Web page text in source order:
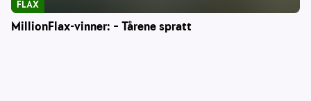
MillionFlax-vinner: – Tårene spratt
FLAX